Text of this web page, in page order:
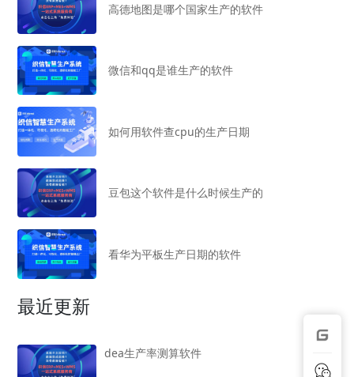
高德地图是哪个国家生产的软件
微信和qq是谁生产的软件
如何用软件查cpu的生产日期
豆包这个软件是什么时候生产的
看华为平板生产日期的软件
最近更新
dea生产率测算软件